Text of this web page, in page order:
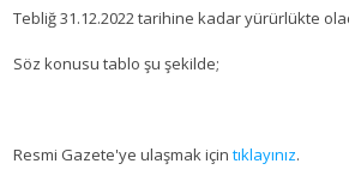
Tebliğ 31.12.2022 tarihine kadar yürürlükte
Söz konusu tablo şu şekilde;
Resmi Gazete'ye ulaşmak için tıklayınız.